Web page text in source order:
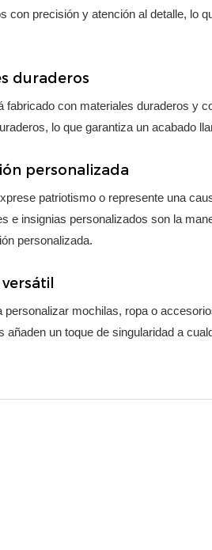
con precisión y atención al detalle, lo
duraderos
fabricado con materiales duraderos y
lo que garantiza un acabado
personalizada
patriotismo o represente una
e insignias personalizados son la
personalizada.
personalizar mochilas, ropa o
añaden un toque de singularidad a